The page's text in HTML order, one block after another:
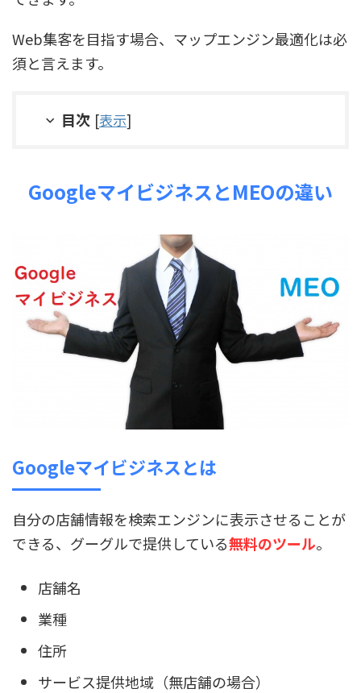
Web集客を目指す場合、マップエンジン最適化は必
須と言えます。
目次 [表示]
GoogleマイビジネスとMEOの違い
Googleマイビジネスとは
自分の店舗情報を検索エンジンに表示させることが
できる、グーグルで提供している無料のツール。
店舗名
業種
住所
サービス提供地域（無店舗の場合）